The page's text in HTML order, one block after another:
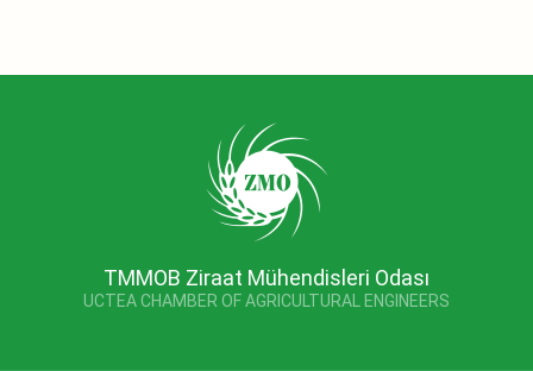
TMMOB Ziraat Mühendisleri Odası
UCTEA CHAMBER OF AGRICULTURAL ENGINEERS